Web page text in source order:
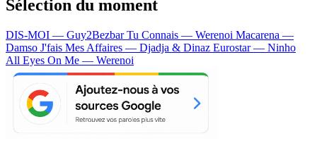
Sélection du moment
DIS-MOI — Guy2BezbarTu Connais — Werenoi Macarena —
Damso J'fais Mes Affaires — Djadja & Dinaz Eurostar — Ninho
All Eyes On Me — Werenoi